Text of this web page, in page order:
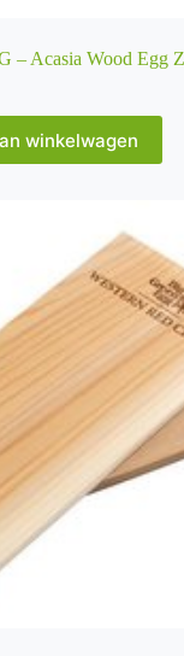
– Acasia Wood Egg
winkelwagen